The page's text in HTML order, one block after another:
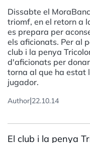
Dissabte el
triomf, en el retorn a
es prepara per
els aficionats. Per al
club i la penya
d'aficionats per
torna al que ha estat
jugador.
Author|22.10.14
El club i la penya